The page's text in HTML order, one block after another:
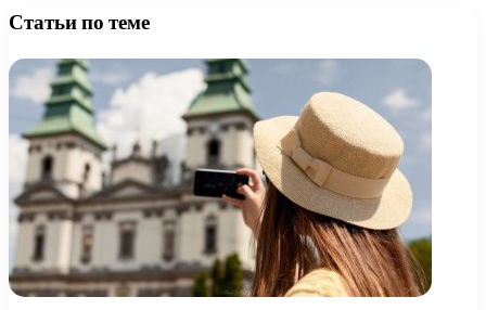
Статьи по теме